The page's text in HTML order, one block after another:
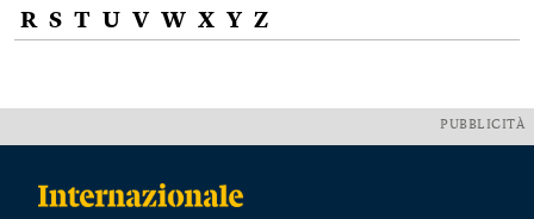
R S T U V W X Y Z
PUBBLICITÀ